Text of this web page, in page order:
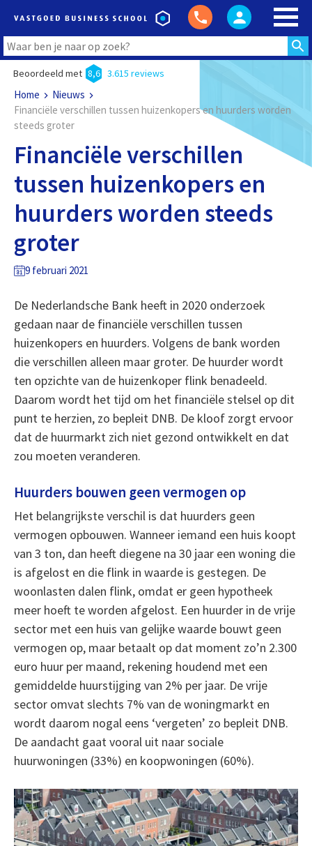
Beoordeeld met 8,6 3.615 reviews
Home
Nieuws
Financiële verschillen tussen huizenkopers en huurders worden
steeds groter
Financiële verschillen
tussen huizenkopers en
huurders worden steeds
groter
9 februari 2021
De Nederlandsche Bank heeft in 2020 onderzoek
gedaan naar de financiële verschillen tussen
huizenkopers en huurders. Volgens de bank worden
die verschillen alleen maar groter. De huurder wordt
ten opzichte van de huizenkoper flink benadeeld.
Daarom wordt het tijd om het financiële stelsel op dit
punt te herzien, zo bepleit DNB. De kloof zorgt ervoor
dat de huurmarkt zich niet gezond ontwikkelt en dat
zou moeten veranderen.
Huurders bouwen geen vermogen op
Het belangrijkste verschil is dat huurders geen
vermogen opbouwen. Wanneer iemand een huis koopt
van 3 ton, dan heeft diegene na 30 jaar een woning die
is afgelost en die flink in waarde is gestegen. De
woonlasten dalen flink, omdat er geen hypotheek
meer hoeft te worden afgelost. Een huurder in de vrije
sector met een huis van gelijke waarde bouwt geen
vermogen op, maar betaalt op dat moment zo’n 2.300
euro huur per maand, rekening houdend met een
gemiddelde huurstijging van 2% per jaar. De vrije
sector omvat slechts 7% van de woningmarkt en
wordt daarom nogal eens ‘vergeten’ zo bepleit DNB.
De aandacht gaat vooral uit naar sociale
huurwoningen (33%) en koopwoningen (60%).